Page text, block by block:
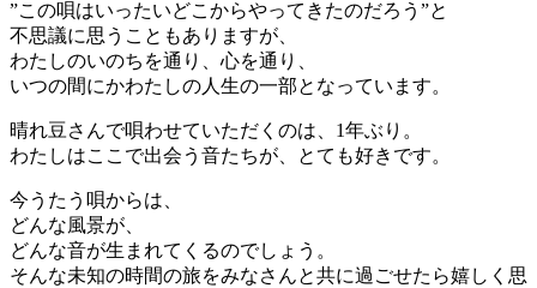
”この唄はいったいどこからやってきたのだろう”と
不思議に思うこともありますが、
わたしのいのちを通り、心を通り、
いつの間にかわたしの人生の一部となっています。
晴れ豆さんで唄わせていただくのは、1年ぶり。
わたしはここで出会う音たちが、とても好きです。
今うたう唄からは、
どんな風景が、
どんな音が生まれてくるのでしょう。
そんな未知の時間の旅をみなさんと共に過ごせたら嬉しく思